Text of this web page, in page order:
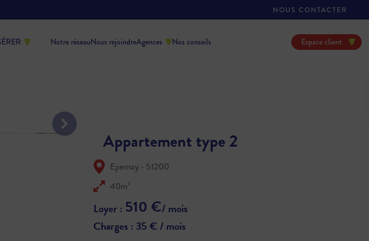
NOUS CONTACTER
Notre réseauNous rejoindreAgences Nos conseils Espace client
Appartement type 2
Epernay - 51200
40m²
Loyer : 510 €/ mois
Charges : 35 € / mois